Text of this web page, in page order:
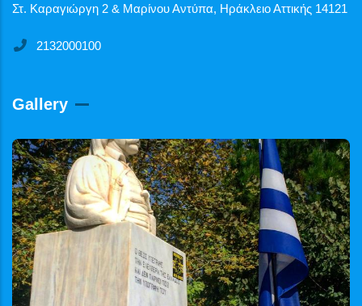
Στ. Καραγιώργη 2 & Μαρίνου Αντύπα, Ηράκλειο Αττικής 14121
2132000100
Gallery